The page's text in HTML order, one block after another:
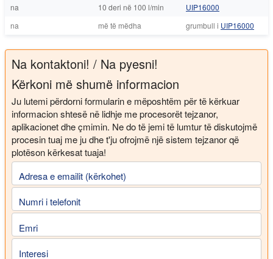
na
10 deri në 100 l/min
UIP16000
na
më të mëdha grumbull i UIP16000
Na kontaktoni! / Na pyesni!
Kërkoni më shumë informacion
Ju lutemi përdorni formularin e mëposhtëm për të kërkuar
informacion shtesë në lidhje me procesorët tejzanor,
aplikacionet dhe çmimin. Ne do të jemi të lumtur të diskutojmë
procesin tuaj me ju dhe t'ju ofrojmë një sistem tejzanor që
plotëson kërkesat tuaja!
Adresa e emailit (kërkohet)
Numri i telefonit
Emri
Interesi